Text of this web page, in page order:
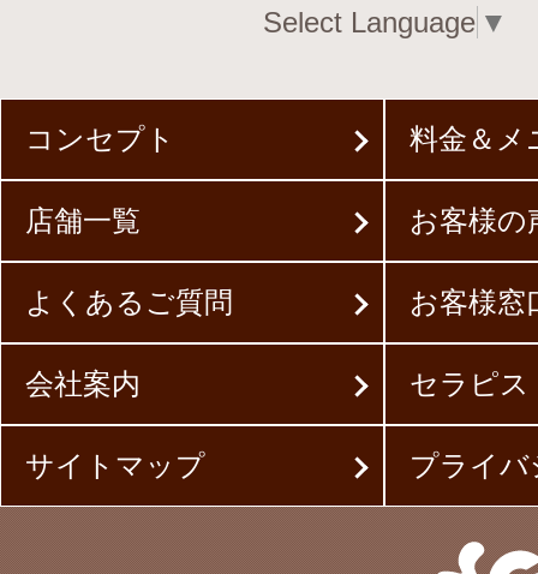
Select Language ▼
コンセプト 料金＆メ
店舗一覧 お客様の
よくあるご質問 お客様窓
会社案内 セラピス
サイトマップ プライ